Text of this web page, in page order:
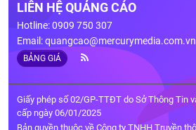
LIÊN HỆ QUẢNG CÁO
Hotline: 0909 750 307
Email:quangcao@mercurymedia.com.vn
BẢNG GIÁ
Giấy phép số 02/GP-TTĐT do Sở Thông Tin
cấp ngày 06/01/2025
Bản quyền thuộc về Công ty TNHH Truyền